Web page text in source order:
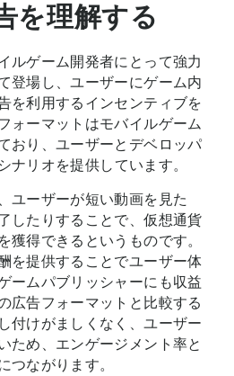
を理解する
ルゲーム開発者にとって強力
登場し、ユーザーにゲーム内
を利用するインセンティブを
ォーマットはモバイルゲーム
おり、ユーザーとデベロッパ
リオを提供しています。
ユーザーが短い動画を見た
したりすることで、仮想通貨
獲得できるというものです。
を提供することでユーザー体
ームパブリッシャーにも収益
広告フォーマットと比較する
付けがましくなく、ユーザー
ため、エンゲージメント率と
つながります。